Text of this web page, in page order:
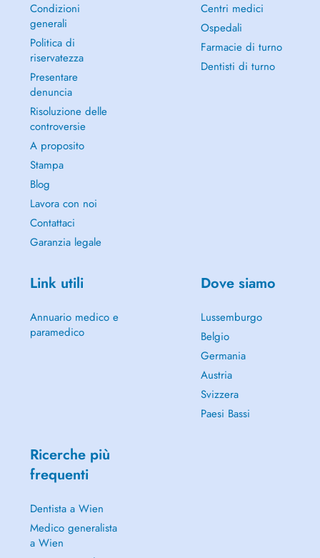
Condizioni
generali
Politica di
riservatezza
Presentare
denuncia
Risoluzione delle
controversie
A proposito
Stampa
Blog
Lavora con noi
Contattaci
Garanzia legale
Centri medici
Ospedali
Farmacie di turno
Dentisti di turno
Link utili
Annuario medico e
paramedico
Dove siamo
Lussemburgo
Belgio
Germania
Austria
Svizzera
Paesi Bassi
Ricerche più
frequenti
Dentista a Wien
Medico generalista
a Wien